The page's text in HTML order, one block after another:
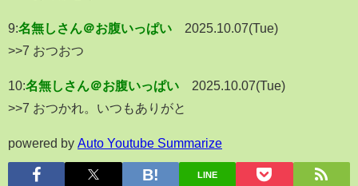
9:名無しさん＠お腹いっぱい
2025.10.07(Tue)
>>7 おつおつ
10:名無しさん＠お腹いっぱい
2025.10.07(Tue)
>>7 おつかれ。いつもありがと
powered by Auto Youtube Summarize
LINE